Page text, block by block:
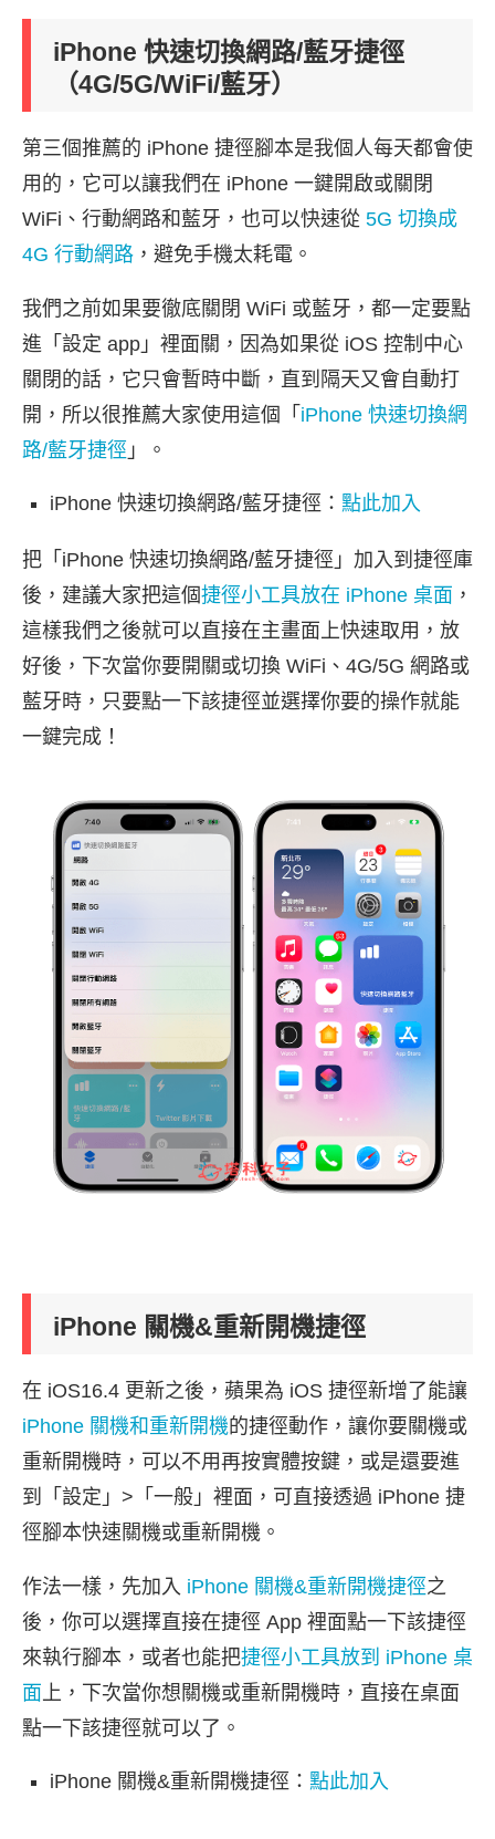
iPhone 快速切換網路/藍牙捷徑
（4G/5G/WiFi/藍牙）
第三個推薦的 iPhone 捷徑腳本是我個人每天都會使
用的，它可以讓我們在 iPhone 一鍵開啟或關閉
WiFi、行動網路和藍牙，也可以快速從 5G 切換成
4G 行動網路 ，避免手機太耗電。
我們之前如果要徹底關閉 WiFi 或藍牙，都一定要點
進「設定 app」裡面關，因為如果從 iOS 控制中心
關閉的話，它只會暫時中斷，直到隔天又會自動打
開，所以很推薦大家使用這個「 iPhone 快速切換網
路/藍牙捷徑 」。
iPhone 快速切換網路/藍牙捷徑： 點此加入
把「iPhone 快速切換網路/藍牙捷徑」加入到捷徑庫
後，建議大家把這個捷徑小工具放在 iPhone 桌面 ，
這樣我們之後就可以直接在主畫面上快速取用，放
好後，下次當你要開關或切換 WiFi、4G/5G 網路或
藍牙時，只要點一下該捷徑並選擇你要的操作就能
一鍵完成！
iPhone 關機&重新開機捷徑
在 iOS16.4 更新之後，蘋果為 iOS 捷徑新增了能讓
iPhone 關機和重新開機的捷徑動作，讓你要關機或
重新開機時，可以不用再按實體按鍵，或是還要進
到「設定」>「一般」裡面，可直接透過 iPhone 捷
徑腳本快速關機或重新開機。
作法一樣，先加入 iPhone 關機&重新開機捷徑之
後，你可以選擇直接在捷徑 App 裡面點一下該捷徑
來執行腳本，或者也能把捷徑小工具放到 iPhone 桌
面 上，下次當你想關機或重新開機時，直接在桌面
點一下該捷徑就可以了。
iPhone 關機&重新開機捷徑： 點此加入